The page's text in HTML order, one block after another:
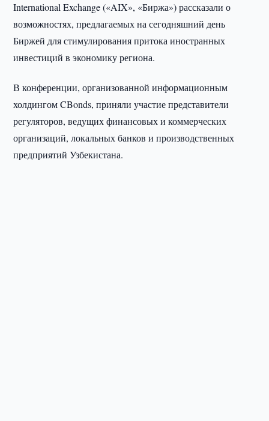
International Exchange («AIX», «Биржа») рассказали о
возможностях, предлагаемых на сегодняшний день
Биржей для стимулирования притока иностранных
инвестиций в экономику региона.
В конференции, организованной информационным
холдингом CBonds, приняли участие представители
регуляторов, ведущих финансовых и коммерческих
организаций, локальных банков и производственных
предприятий Узбекистана.